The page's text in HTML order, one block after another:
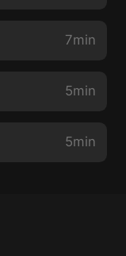
7min
5min
5min